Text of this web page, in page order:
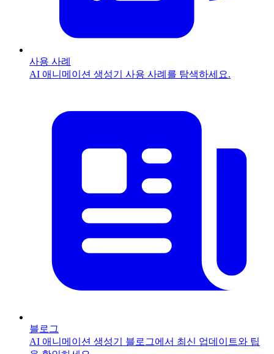
사용 사례
AI 애니메이션 생성기 사용 사례를 탐색하세요.
블로그
AI 애니메이션 생성기 블로그에서 최신 업데이트와 팁